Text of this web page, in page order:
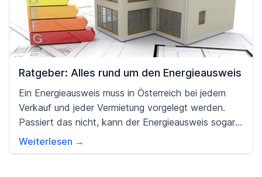
Ratgeber: Alles rund um den Energieausweis
Ein Energieausweis muss in Österreich bei jedem
Verkauf und jeder Vermietung vorgelegt werden.
Passiert das nicht, kann der Energieausweis sogar
nachgefordert werden.
Weiterlesen →